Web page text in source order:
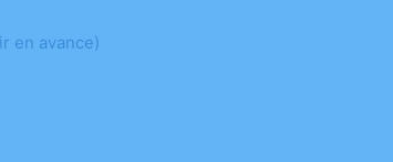
en avance)